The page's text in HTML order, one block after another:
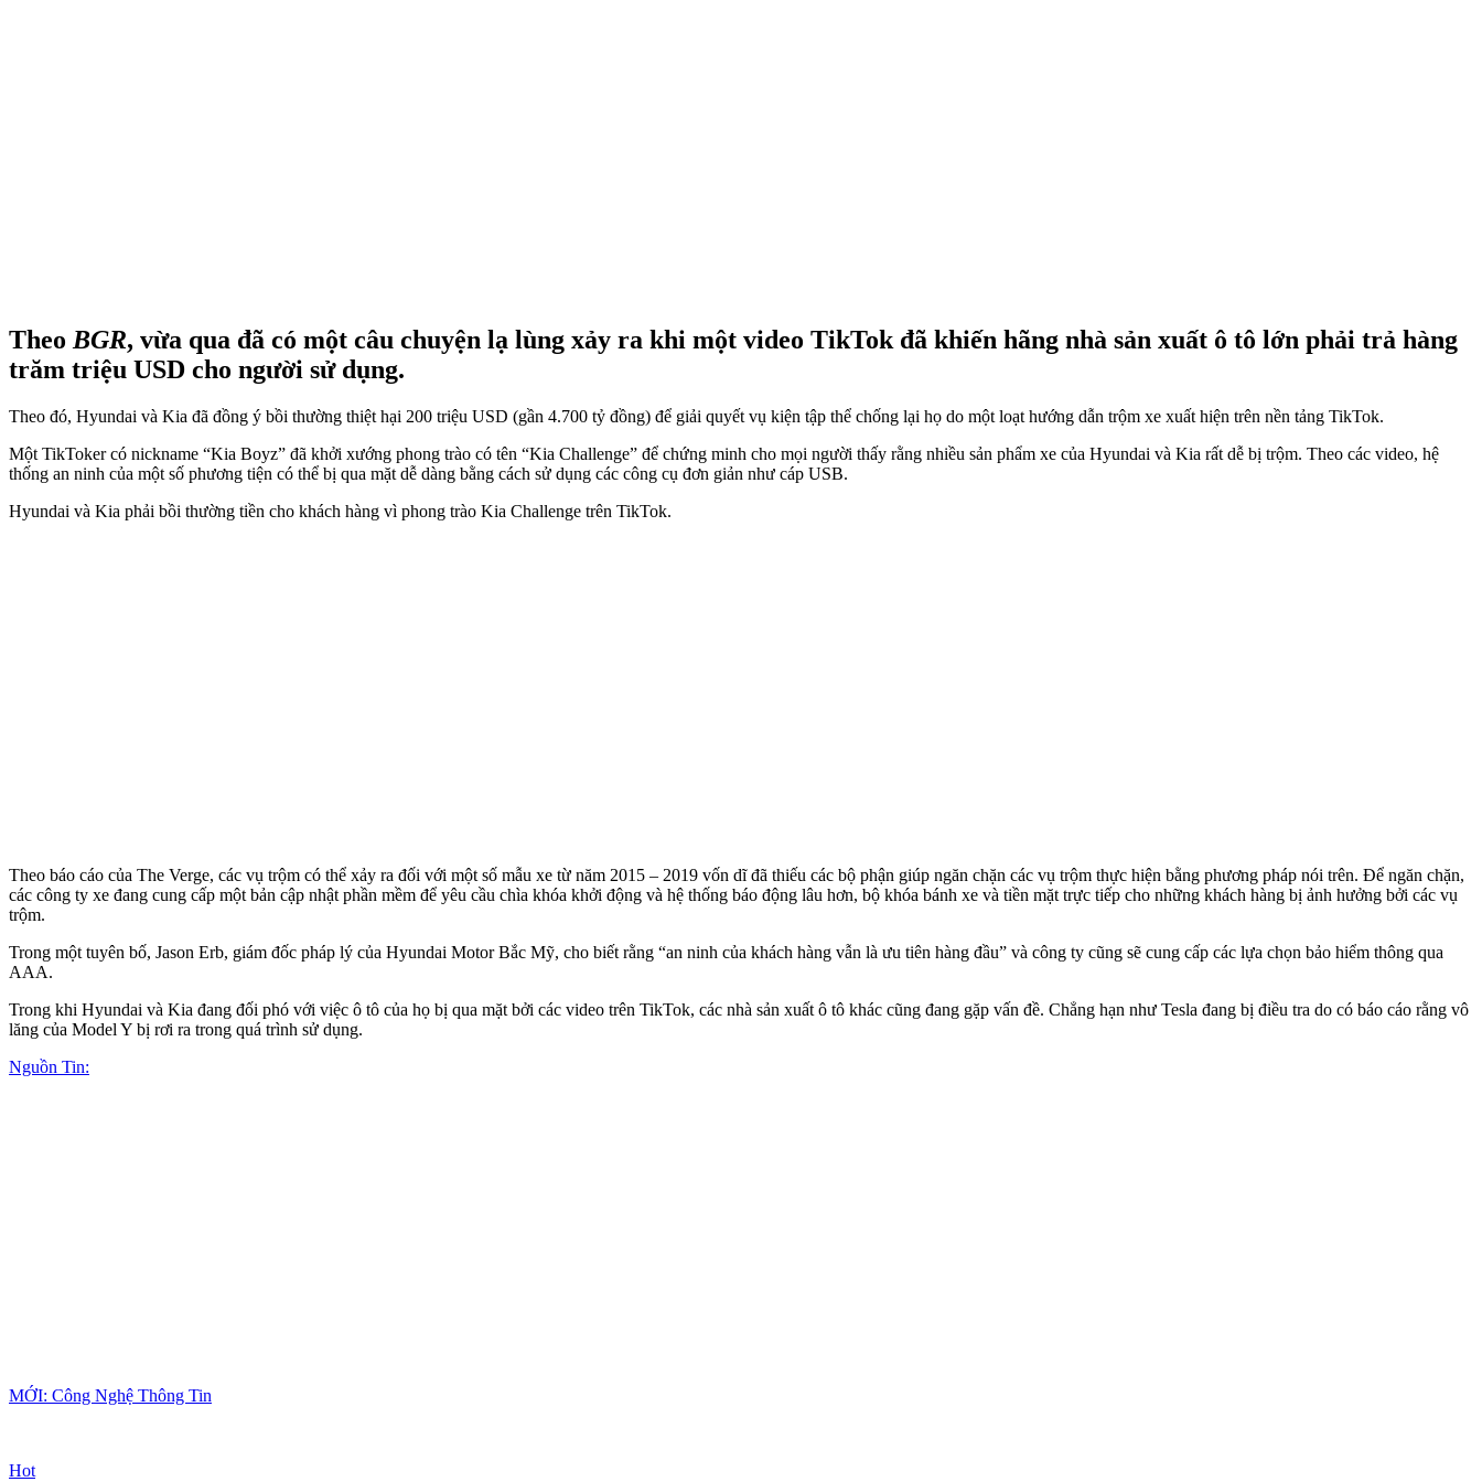
Theo BGR, vừa qua đã có một câu chuyện lạ lùng xảy ra khi một video TikTok đã khiến hãng nhà sản xuất ô tô lớn phải trả hàng
trăm triệu USD cho người sử dụng.
Theo đó, Hyundai và Kia đã đồng ý bồi thường thiệt hại 200 triệu USD (gần 4.700 tỷ đồng) để giải quyết vụ kiện tập thể chống lại họ do một loạt hướng dẫn trộm xe xuất hiện trên nền tảng TikTok.
Một TikToker có nickname “Kia Boyz” đã khởi xướng phong trào có tên “Kia Challenge” để chứng minh cho mọi người thấy rằng nhiều sản phẩm xe của Hyundai và Kia rất dễ bị trộm. Theo các video, hệ
thống an ninh của một số phương tiện có thể bị qua mặt dễ dàng bằng cách sử dụng các công cụ đơn giản như cáp USB.
Hyundai và Kia phải bồi thường tiền cho khách hàng vì phong trào Kia Challenge trên TikTok.
Theo báo cáo của The Verge, các vụ trộm có thể xảy ra đối với một số mẫu xe từ năm 2015 – 2019 vốn dĩ đã thiếu các bộ phận giúp ngăn chặn các vụ trộm thực hiện bằng phương pháp nói trên. Để ngăn chặn,
các công ty xe đang cung cấp một bản cập nhật phần mềm để yêu cầu chìa khóa khởi động và hệ thống báo động lâu hơn, bộ khóa bánh xe và tiền mặt trực tiếp cho những khách hàng bị ảnh hưởng bởi các vụ
trộm.
Trong một tuyên bố, Jason Erb, giám đốc pháp lý của Hyundai Motor Bắc Mỹ, cho biết rằng “an ninh của khách hàng vẫn là ưu tiên hàng đầu” và công ty cũng sẽ cung cấp các lựa chọn bảo hiểm thông qua
AAA.
Trong khi Hyundai và Kia đang đối phó với việc ô tô của họ bị qua mặt bởi các video trên TikTok, các nhà sản xuất ô tô khác cũng đang gặp vấn đề. Chẳng hạn như Tesla đang bị điều tra do có báo cáo rằng vô
lăng của Model Y bị rơi ra trong quá trình sử dụng.
Nguồn Tin:
MỚI: Công Nghệ Thông Tin
Hot